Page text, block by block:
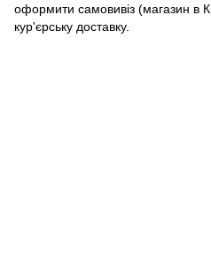
оформити самовивіз (магазин в
кур'єрську доставку.